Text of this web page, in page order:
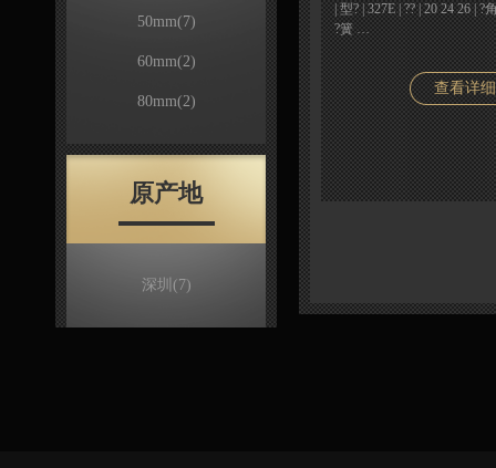
50mm(7)
60mm(2)
80mm(2)
原产地
深圳 (7)
| 型? | 327E | ?? | 20 24 26 |
?簧 …
查看详细